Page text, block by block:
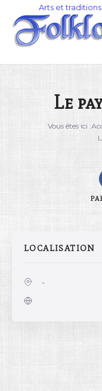
Catégorie
Le
Vous êtes ici :
LOCALISATION
-